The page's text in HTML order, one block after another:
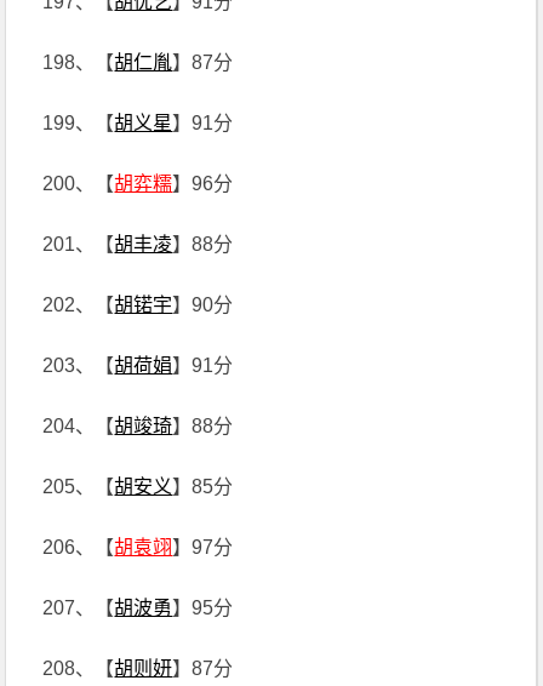
198、【胡仁胤】87分
199、【胡义星】91分
200、【胡弈糯】96分
201、【胡丰凌】88分
202、【胡锘宇】90分
203、【胡荷娟】91分
204、【胡竣琦】88分
205、【胡安义】85分
206、【胡袁翊】97分
207、【胡波勇】95分
208、【胡则妍】87分